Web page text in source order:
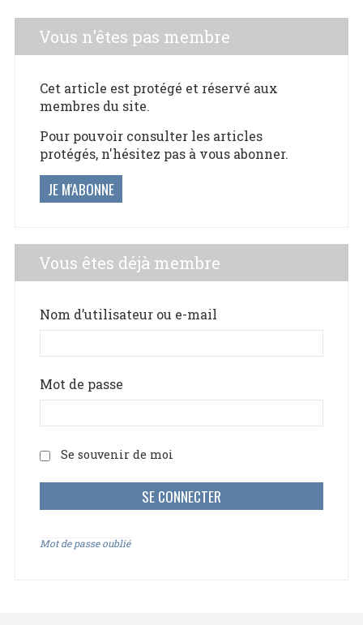
Vous n'êtes pas membre
Cet article est protégé et réservé aux
membres du site.
Pour pouvoir consulter les articles
protégés, n'hésitez pas à vous abonner.
JE M'ABONNE
Vous êtes déjà membre
Nom d’utilisateur ou e-mail
Mot de passe
Se souvenir de moi
Mot de passe oublié